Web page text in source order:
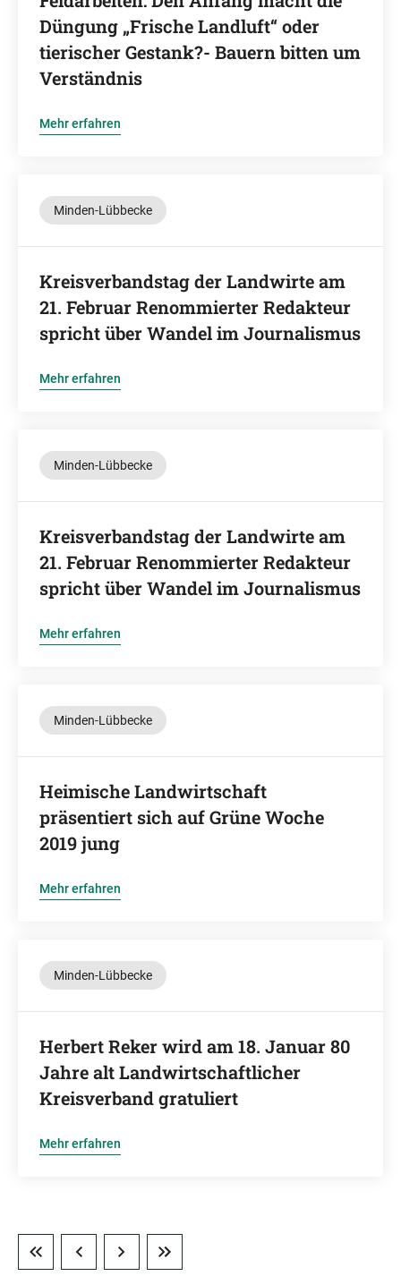
Düngung „Frische Landluft“ oder
tierischer Gestank?- Bauern bitten um
Verständnis
Mehr erfahren
Minden-Lübbecke
Kreisverbandstag der Landwirte am
21. Februar Renommierter Redakteur
spricht über Wandel im Journalismus
Mehr erfahren
Minden-Lübbecke
Kreisverbandstag der Landwirte am
21. Februar Renommierter Redakteur
spricht über Wandel im Journalismus
Mehr erfahren
Minden-Lübbecke
Heimische Landwirtschaft
präsentiert sich auf Grüne Woche
2019 jung
Mehr erfahren
Minden-Lübbecke
Herbert Reker wird am 18. Januar 80
Jahre alt Landwirtschaftlicher
Kreisverband gratuliert
Mehr erfahren